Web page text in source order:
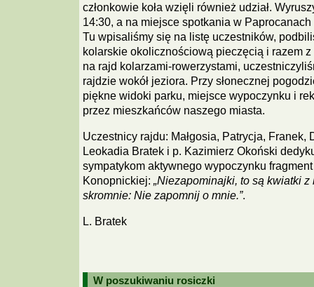
członkowie koła wzięli również udział.
14:30, a na miejsce spotkania w
Tu wpisaliśmy się na listę uczestników,
kolarskie okolicznościową pieczęcią i razem z
na rajd kolarzami-rowerzystami,
rajdzie wokół jeziora. Przy słonecznej
piękne widoki parku, miejsce wypoczynku i
przez mieszkańców naszego miasta.
Uczestnicy rajdu: Małgosia, Patrycja, Franek,
Leokadia Bratek i p. Kazimierz Okoński
sympatykom aktywnego wypoczynku
Konopnickiej: „Niezapominajki, to są kwiatki
skromnie: Nie zapomnij o mnie.”.
L. Bratek
W poszukiwaniu rosiczki